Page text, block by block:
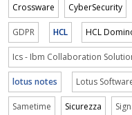
Crossware CyberSecurity
GDPR HCL HCL
Ics - Ibm Collaboration
lotus notes Lotus
Sametime Sicurezza